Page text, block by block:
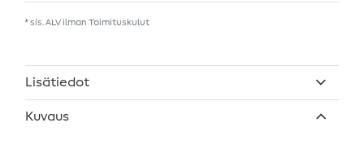
* sis. ALV ilman Toimituskulut
Lisätiedot
Kuvaus